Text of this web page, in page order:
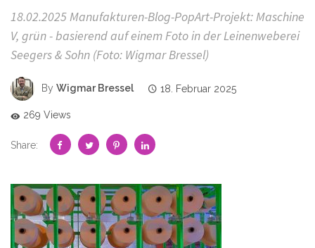
18.02.2025 Manufakturen-Blog-PopArt-Projekt: Maschine
V, grün - basierend auf einem Foto in der Leinenweberei
Seegers & Sohn (Foto: Wigmar Bressel)
By Wigmar Bressel 18. Februar 2025
269 Views
Share: